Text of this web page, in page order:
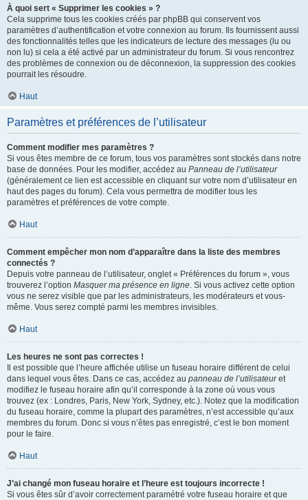
À quoi sert « Supprimer les cookies » ?
Cela supprime tous les cookies créés par phpBB qui conservent vos
paramètres d’authentification et votre connexion au forum. Ils fournissent aussi
des fonctionnalités telles que les indicateurs de lecture des messages (lu ou
non lu) si cela a été activé par un administrateur du forum. Si vous rencontrez
des problèmes de connexion ou de déconnexion, la suppression des cookies
pourrait les résoudre.
Haut
Paramètres et préférences de l’utilisateur
Comment modifier mes paramètres ?
Si vous êtes membre de ce forum, tous vos paramètres sont stockés dans notre
base de données. Pour les modifier, accédez au Panneau de l’utilisateur
(généralement ce lien est accessible en cliquant sur votre nom d’utilisateur en
haut des pages du forum). Cela vous permettra de modifier tous les
paramètres et préférences de votre compte.
Haut
Comment empêcher mon nom d’apparaître dans la liste des membres
connectés ?
Depuis votre panneau de l’utilisateur, onglet « Préférences du forum », vous
trouverez l’option Masquer ma présence en ligne. Si vous activez cette option
vous ne serez visible que par les administrateurs, les modérateurs et vous-
même. Vous serez compté parmi les membres invisibles.
Haut
Les heures ne sont pas correctes !
Il est possible que l’heure affichée utilise un fuseau horaire différent de celui
dans lequel vous êtes. Dans ce cas, accédez au panneau de l’utilisateuret
modifiez le fuseau horaire afin qu’il corresponde à la zone où vous vous
trouvez (ex : Londres, Paris, New York, Sydney, etc.). Notez que la modification
du fuseau horaire, comme la plupart des paramètres, n’est accessible qu’aux
membres du forum. Donc si vous n’êtes pas enregistré, c’est le bon moment
pour le faire.
Haut
J’ai changé mon fuseau horaire et l’heure est toujours incorrecte !
Si vous êtes sûr d’avoir correctement paramétré votre fuseau horaire et que